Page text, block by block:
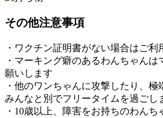
その他注意事項
・ワクチン証明書がない場合はご利
・マーキング癖のあるわんちゃん
願いします
・他のワンちゃんに攻撃したり、
みんなと別でフリータイムを過ごし
・10歳以上、障害をお持ちのわん